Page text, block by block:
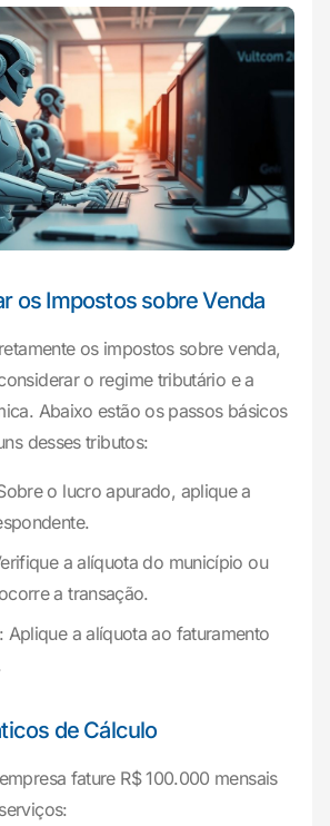
os Impostos sobre Venda
os impostos sobre venda,
o regime tributário e a
Abaixo estão os passos básicos
desses tributos:
o lucro apurado, aplique a
a alíquota do município ou
a transação.
Aplique a alíquota ao faturamento
de Cálculo
fature R$ 100.000 mensais